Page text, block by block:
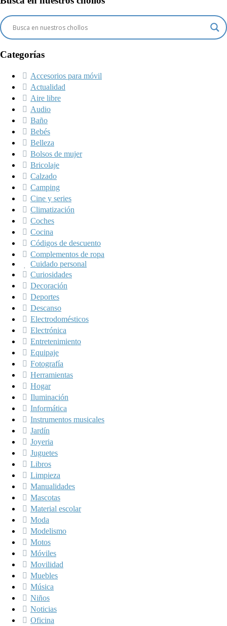
Categorías
Accesorios para móvil
Actualidad
Aire libre
Audio
Baño
Bebés
Belleza
Bolsos de mujer
Bricolaje
Calzado
Camping
Cine y series
Climatización
Coches
Cocina
Códigos de descuento
Complementos de ropa
Cuidado personal
Curiosidades
Decoración
Deportes
Descanso
Electrodomésticos
Electrónica
Entretenimiento
Equipaje
Fotografía
Herramientas
Hogar
Iluminación
Informática
Instrumentos musicales
Jardín
Joyeria
Juguetes
Libros
Limpieza
Manualidades
Mascotas
Material escolar
Moda
Modelismo
Motos
Móviles
Movilidad
Muebles
Música
Niños
Noticias
Oficina